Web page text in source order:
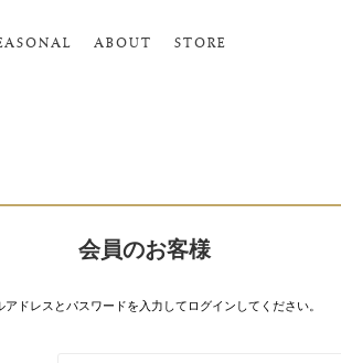
ABOUT STORE
ベルグッズ
アバンド
会員のお客様
アドレスとパスワードを入力してログインしてください。